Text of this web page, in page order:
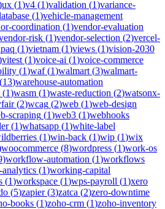
ux (1)v4 (1)validation (1)variance-
(1)vehicle-management
coordination (1)vendor-evaluation
risk (1)vendor-selection (2)vercel-
(1)vietnam (1)views (1)vision-2030
vitest (1)voice-ai (1)voice-commerce
(1)waf(1)walmart (3)walmart-
(13)warehouse-automation
(1)wasm (1)waste-reduction (2)watsonx-
(2)wcag (2)web (1)web-design
scraping (1)web3 (1)webhooks
(1)whatsapp (1)white-label
(1)win-back (1)wip (1)wix
woocommerce (8)wordpress (1)work-os
)workflow-automation (1)workflows
(1)working-capital
(1)workspace (1)wps-payroll (1)xero
(5)zapier(3)zatca (2)zero-downtime
books (1)zoho-crm (1)zoho-inventory